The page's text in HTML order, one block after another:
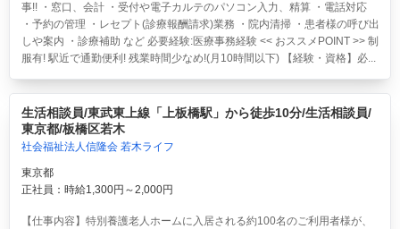
事!! ・窓口、会計 ・受付や電子カルテのパソコン入力、精算 ・電話対応
・予約の管理 ・レセプト(診療報酬請求)業務 ・院内清掃 ・患者様の呼び出
しや案内 ・診療補助 など 必要経験:医療事務経験 << おススメPOINT >> 制
服有! 駅近で通勤便利! 残業時間少なめ!(月10時間以下) 【経験・資格】必...
生活相談員/東武東上線「上板橋駅」から徒歩10分/生活相談員/
東京都/板橋区若木
社会福祉法人信隆会 若木ライフ
東京都
正社員：時給1,300円～2,000円
【仕事内容】特別養護老人ホームに入居される約100名のご利用者様が、